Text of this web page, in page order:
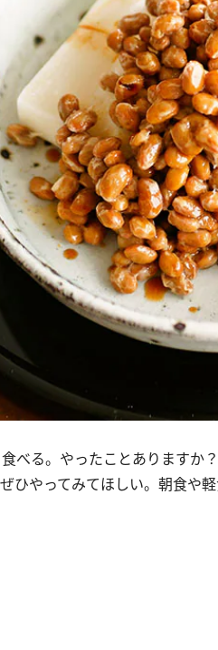
べる。やったことありますか
ひやってみてほしい。朝食や